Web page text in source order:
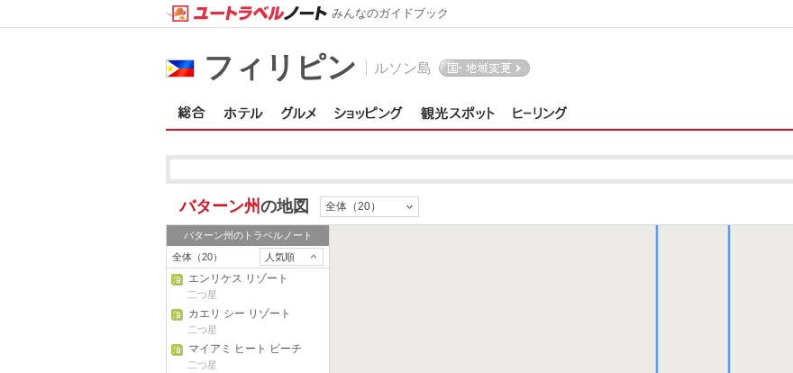
フィリピン ルソン島
バターン州の地図 全体（20）
バターン州 のトラベルノート
全体（20）
人気順
エンリケス リゾート
二つ星
カエリ シー リゾート
二つ星
マイアミ ヒート ビーチ
リゾート
二つ星
みんなのガイドブック